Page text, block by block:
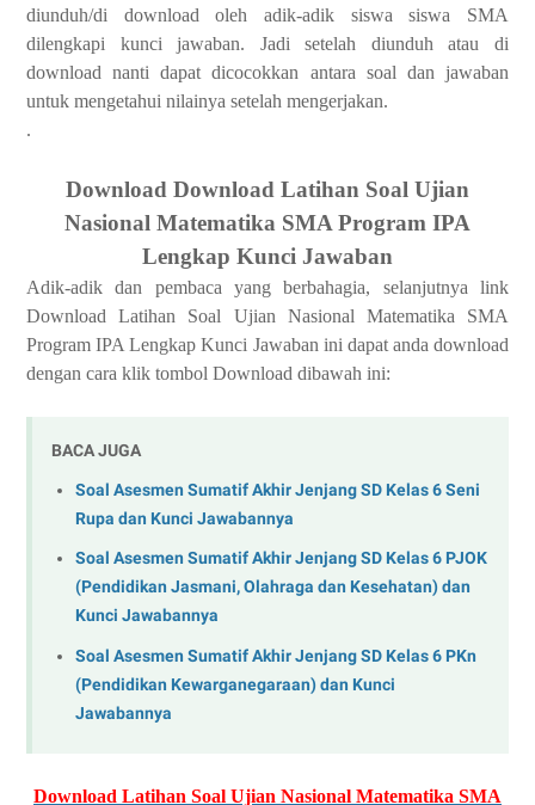
diunduh/di download oleh adik-adik siswa siswa SMA
dilengkapi kunci jawaban. Jadi setelah diunduh atau di
download nanti dapat dicocokkan antara soal dan jawaban
untuk mengetahui nilainya setelah mengerjakan.
.
Download Download Latihan Soal Ujian
Nasional Matematika SMA Program IPA
Lengkap Kunci Jawaban
Adik-adik dan pembaca yang berbahagia, selanjutnya link
Download Latihan Soal Ujian Nasional Matematika SMA
Program IPA Lengkap Kunci Jawaban ini dapat anda download
dengan cara klik tombol Download dibawah ini:
BACA JUGA
Soal Asesmen Sumatif Akhir Jenjang SD Kelas 6 Seni
Rupa dan Kunci Jawabannya
Soal Asesmen Sumatif Akhir Jenjang SD Kelas 6 PJOK
(Pendidikan Jasmani, Olahraga dan Kesehatan) dan
Kunci Jawabannya
Soal Asesmen Sumatif Akhir Jenjang SD Kelas 6 PKn
(Pendidikan Kewarganegaraan) dan Kunci
Jawabannya
Download Latihan Soal Ujian Nasional Matematika SMA